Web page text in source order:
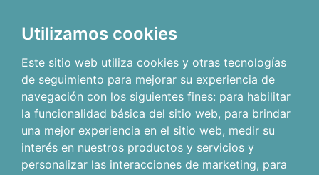
Utilizamos cookies
Este sitio web utiliza cookies y otras tecnologías
de seguimiento para mejorar su experiencia de
navegación con los siguientes fines: para habilitar
la funcionalidad básica del sitio web, para brindar
una mejor experiencia en el sitio web, medir su
interés en nuestros productos y servicios y
personalizar las interacciones de marketing, para